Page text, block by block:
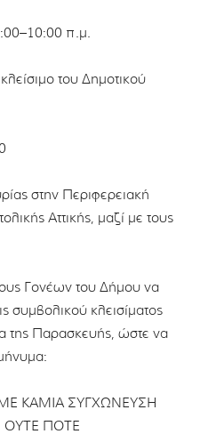
π.μ.
του Δημοτικού
στην Περιφερειακή
Αττικής, μαζί με τους
Γονέων του Δήμου να
συμβολικού κλεισίματος
της Παρασκευής, ώστε να
ΚΑΜΙΑ ΣΥΓΧΩΝΕΥΣΗ
ΠΟΤΕ